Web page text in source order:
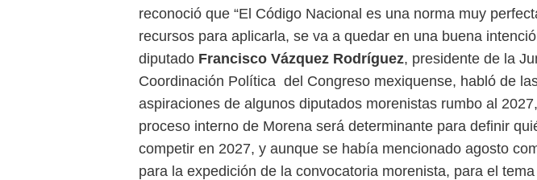
reconoció que “El Código Nacional es una norma muy
recursos para aplicarla, se va a quedar en una buena
diputado Francisco Vázquez Rodríguez, presidente de la
Coordinación Política del Congreso mexiquense, habló de
aspiraciones de algunos diputados morenistas rumbo al
proceso interno de Morena será determinante para definir
competir en 2027, y aunque se había mencionado agosto
para la expedición de la convocatoria morenista, para el